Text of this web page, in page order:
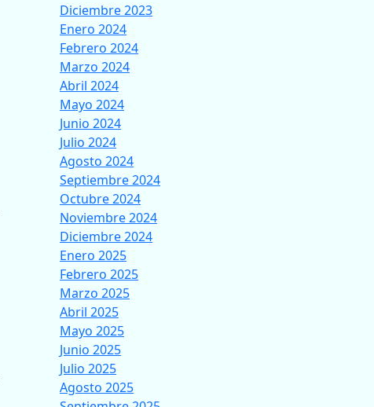
Diciembre 2023
Enero 2024
Febrero 2024
Marzo 2024
Abril 2024
Mayo 2024
Junio 2024
Julio 2024
Agosto 2024
Septiembre 2024
Octubre 2024
Noviembre 2024
Diciembre 2024
Enero 2025
Febrero 2025
Marzo 2025
Abril 2025
Mayo 2025
Junio 2025
Julio 2025
Agosto 2025